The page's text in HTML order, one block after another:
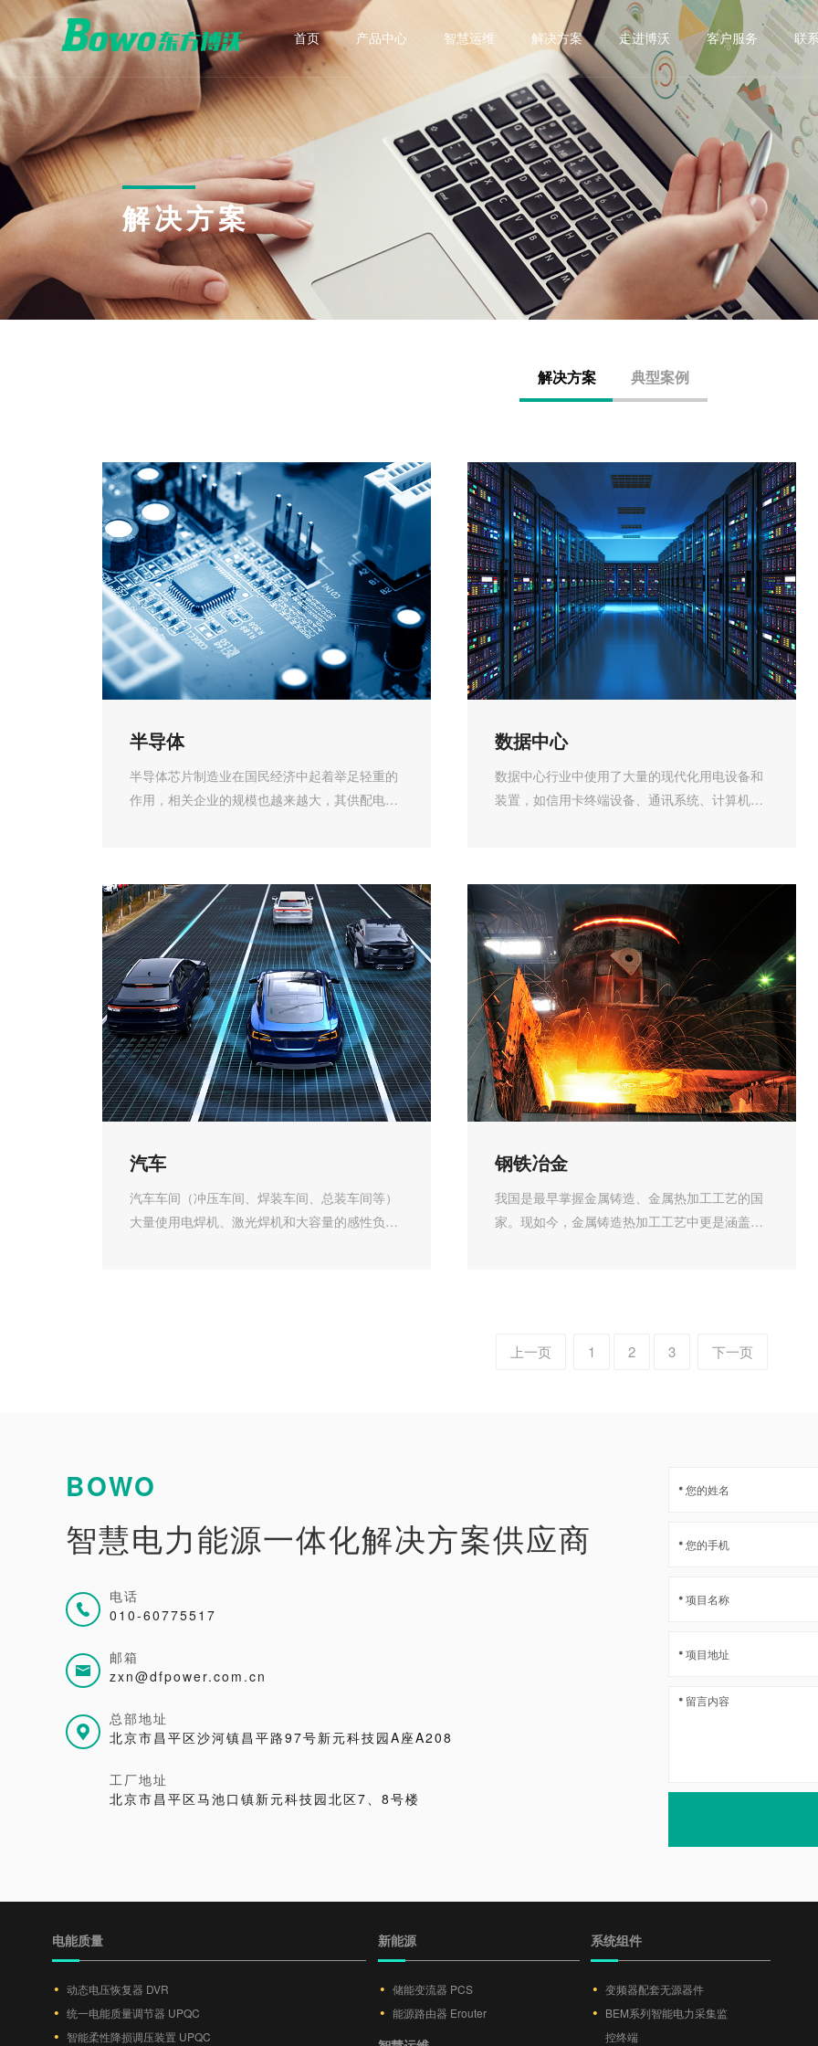
首页 产品中心 智慧运维 解决方案 走进博沃 客户服务 联
半导体 数据中心 光伏
钢铁冶金 石油化工 市政
水处理 制造 轨道交通
电能质量
动态电压恢复器 DVR
统一电能质量调节器 UPQC
智能柔性降损调压装置 UPQC
有源滤波器 APF
静止无功发生器 SVG
高压混合补偿滤波装置 SVG+HFC
变频器电压恢复器 DC-BANK/VFDVR
不平衡治理装置 SPC
调压型高压自动补偿装置 VKC
其他电能质量产品
储能变流器 PCS
能源路由器 Erouter
系统组件
变频器配套无源器件
BEM系列智能电力采集监控
LC补偿单元 DF-DTC DF-DTL
监控终端
电容器投切装置
公司简介 销售网络 荣誉资质
技术支持 下载中心 调试服务
SOLUTION
解决方案
解决方案 典型案例
半导体
半导体芯片制造业在国民经济中起着举足轻重的
作用，相关企业的规模也越来越大，其供配电系
数据中心
数据中心行业中使用了大量的现代化用电设备和
装置，如信用卡终端设备、通讯系统、计算机、
汽车
汽车车间（冲压车间、焊装车间、总装车间等）
大量使用电焊机、激光焊机和大容量的感性负荷
钢铁冶金
我国是最早掌握金属铸造、金属热加工工艺的国
家。现如今，金属铸造热加工工艺中更是涵盖了
上一页 1 2 3 下一页
BOWO
智慧电力能源一体化解决方案供应商
电话
010-60775517
邮箱
zxn@dfpower.com.cn
总部地址
北京市昌平区沙河镇昌平路97号新元科技园A座A208
工厂地址
北京市昌平区马池口镇新元科技园北区7、8号楼
电能质量
动态电压恢复器 DVR
统一电能质量调节器 UPQC
智能柔性降损调压装置 UPQC
新能源
储能变流器 PCS
能源路由器 Erouter
系统组件
变频器配套无源器件
BEM系列智能电力采集监
控终端